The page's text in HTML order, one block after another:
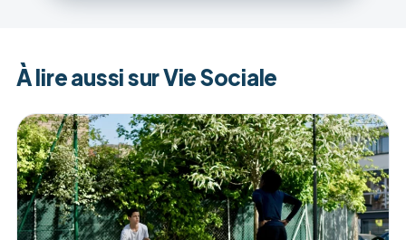
À lire aussi sur Vie Sociale